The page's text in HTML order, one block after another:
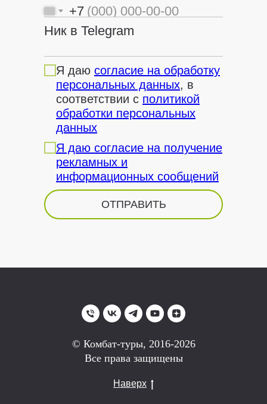
+7
Ник в Telegram
Я даю согласие на обработку
персональных данных, в
соответствии с политикой
обработки персональных
данных
Я даю согласие на получение
рекламных и
информационных сообщений
ОТПРАВИТЬ
© Комбат-туры, 2016-2026
Все права защищены
Наверх